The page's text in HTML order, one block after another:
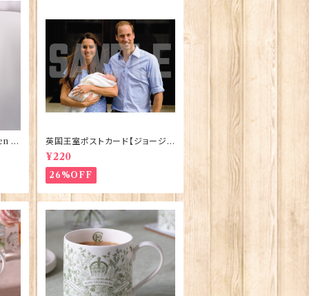
El
英国王室ポストカード【ジョージ
王子ご誕生】Pageantry Postca
rd 90183-JEF100
¥220
26%OFF